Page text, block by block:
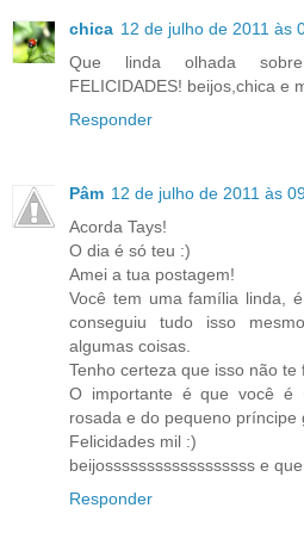
chica 12 de julho de 2011 às
Que linda olhada
FELICIDADES! beijos,chica e
Responder
Pâm 12 de julho de 2011 às
Acorda Tays!
O dia é só teu :)
Amei a tua postagem!
Você tem uma família linda,
conseguiu tudo isso
algumas coisas.
Tenho certeza que isso não te
O importante é que você é
rosada e do pequeno príncipe
Felicidades mil :)
beijossssssssssssssssss e
Responder